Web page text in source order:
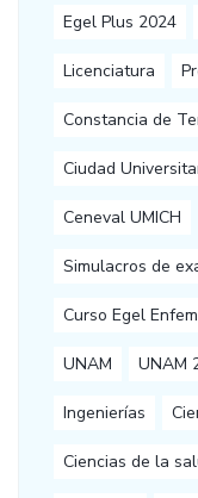
Egel Plus 2024
Licenciatura
Constancia de
Ciudad
Ceneval UMICH
Simulacros de
Curso Egel
UNAM UNAM
Ingenierías
Ciencias de la